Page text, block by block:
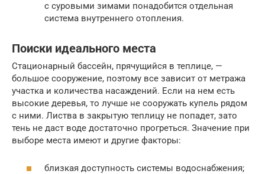
с суровыми зимами понадобится отдельная
система внутреннего отопления.
Поиски идеального места
Стационарный бассейн, прячущийся в теплице, —
большое сооружение, поэтому все зависит от метража
участка и количества насаждений. Если на нем есть
высокие деревья, то лучше не сооружать купель рядом
с ними. Листва в закрытую теплицу не попадет, зато
тень не даст воде достаточно прогреться. Значение при
выборе места имеют и другие факторы:
близкая доступность системы водоснабжения;